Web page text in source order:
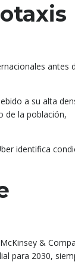
antes
a su alta
de la población,
identifica
&
para 2030,